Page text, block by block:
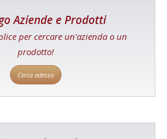
Aziende e Prodotti
per cercare un'azienda o un
prodotto!
Cerca adesso